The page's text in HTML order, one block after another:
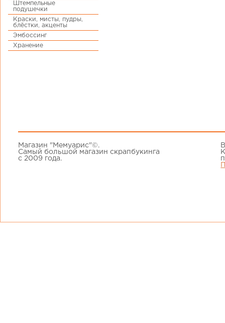
Штемпельные
подушечки
Краски, мисты, пудры,
блёстки, акценты
Эмбоссинг
Хранение
Магазин "Мемуарис"©.
Самый большой магазин скрапбукинга
с 2009 года.